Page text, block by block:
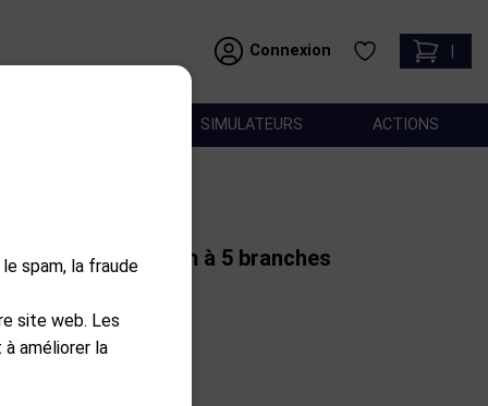
Connexion
SIMULATEURS ACTIONS
en aluminium à 5 branches
spam, la fraude
site web. Les
améliorer la